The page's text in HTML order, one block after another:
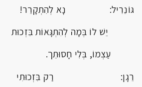
גּוֹנֵרִיל: נָא לְהִתְקָרֵר!
יֵשׁ לוֹ בְּמָה לְהִתְגָּאוֹת בִּזְכוּת
עַצְמוֹ, בְּלִי חָסוּתֵך.
רֵגָן: רַק בִּזְכוּתִי